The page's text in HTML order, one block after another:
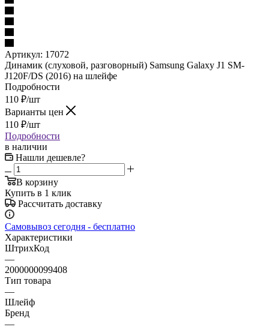
Артикул: 17072
Динамик (слуховой, разговорный) Samsung Galaxy J1 SM-
J120F/DS (2016) на шлейфе
Подробности
110 ₽/шт
Варианты цен
110 ₽/шт
Подробности
в наличии
Нашли дешевле?
В корзину
Купить в 1 клик
Рассчитать доставку
Самовывоз сегодня - бесплатно
Характеристики
ШтрихКод
—
2000000099408
Тип товара
—
Шлейф
Бренд
—